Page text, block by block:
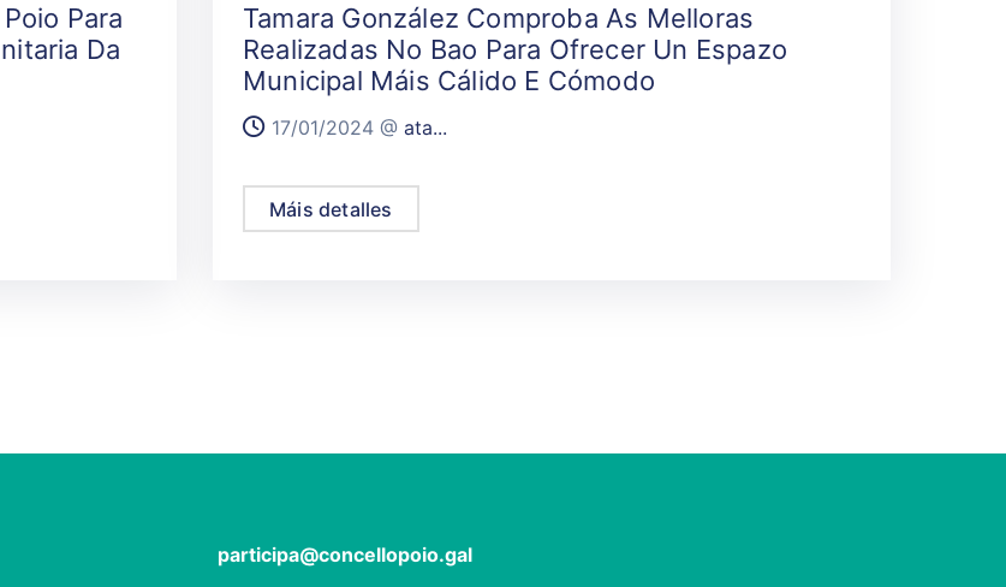
Para
Da
Tamara González Comproba As Melloras
Realizadas No Bao Para Ofrecer Un Espazo
Municipal Máis Cálido E Cómodo
17/01/2024 @ ata...
Máis detalles
participa@concellopoio.gal